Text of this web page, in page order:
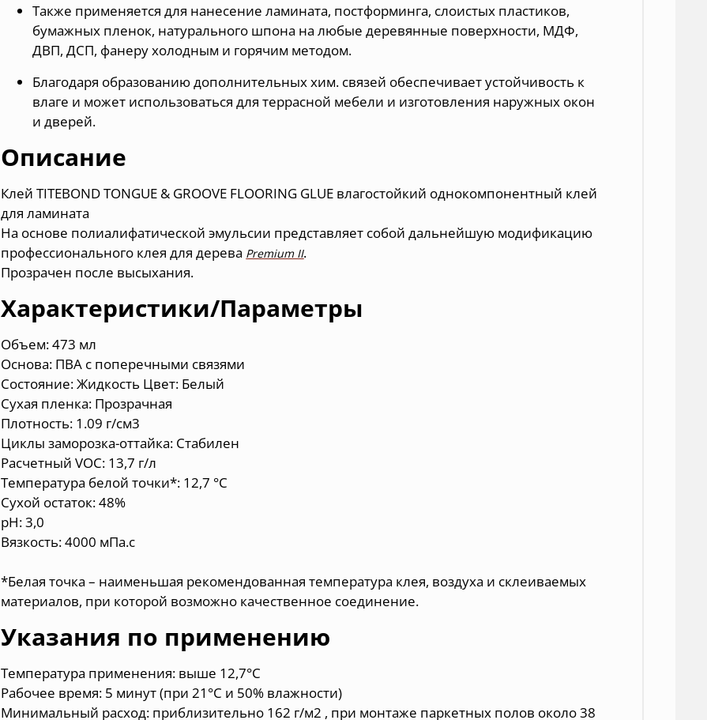
Также применяется для нанесение ламината, постформинга, слоистых пластиков,
бумажных пленок, натурального шпона на любые деревянные поверхности, МДФ,
ДВП, ДСП, фанеру холодным и горячим методом.
Благодаря образованию дополнительных хим. связей обеспечивает устойчивость к
влаге и может использоваться для террасной мебели и изготовления наружных окон
и дверей.
Описание
Клей TITEBOND TONGUE & GROOVE FLOORING GLUE влагостойкий однокомпонентный клей
для ламината
На основе полиалифатической эмульсии представляет собой дальнейшую модификацию
профессионального клея для дерева Premium II.
Прозрачен после высыхания.
Характеристики/Параметры
Объем: 473 мл
Основа: ПВА с поперечными связями
Состояние: Жидкость Цвет: Белый
Сухая пленка: Прозрачная
Плотность: 1.09 г/см3
Циклы заморозка-оттайка: Стабилен
Расчетный VOC: 13,7 г/л
Температура белой точки*: 12,7 °С
Сухой остаток: 48%
pH: 3,0
Вязкость: 4000 мПа.с
*Белая точка – наименьшая рекомендованная температура клея, воздуха и склеиваемых
материалов, при которой возможно качественное соединение.
Указания по применению
Температура применения: выше 12,7°С
Рабочее время: 5 минут (при 21°С и 50% влажности)
Минимальный расход: приблизительно 162 г/м2 , при монтаже паркетных полов около 38